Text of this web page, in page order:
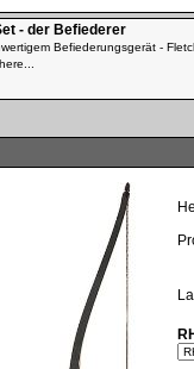
- der Befiederer
Befiederungsgerät -